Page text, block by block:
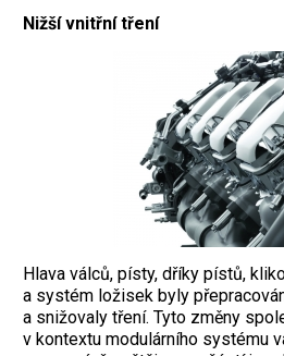
Nižší vnitřní tření
Hlava válců, písty, dříky pístů,
a systém ložisek byly
a snižovaly tření. Tyto změny
v kontextu modulárního systému